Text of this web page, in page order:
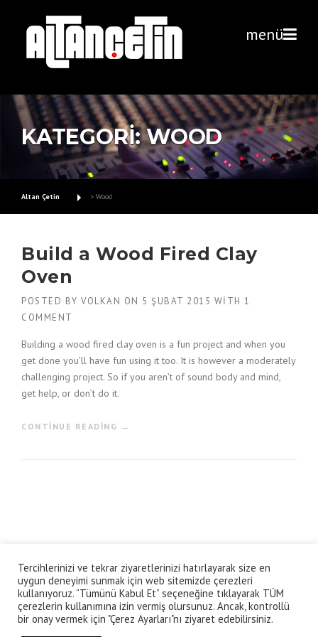
menü
KATEGORI:WOOD
Altan Çetin > Wood
Build a Wood Fired Clay
Oven
POSTED BY VOLKAN ON 5 ŞUBAT 2015 WITH 1
COMMENT
Building a wood fired clay oven is a fun project and when you
get done you’ll have fun using it too. It is however a moderately
challenging project. So if you aren’t of sound body and mind,
get help, or don’t do it.
CONTINUE READING “
D
F
I
R
E
→
© Altan Çetin Prodüksiyon
mail adres: onealtan@gmail.com
ANA SAYFA ESERLERİM PRODÜKSİYON HABERLER
BASIN
Tercihlerinizi ve tekrar ziyaretlerinizi hatırlayarak size en
uygun deneyimi sunmak için web sitemizde çerezleri
kullanıyoruz. “Tümünü Kabul Et” seçeneğine tıklayarak TÜM
çerezlerin kullanımına izin vermiş olursunuz. Ancak, kontrollü
bir onay vermek için "Çerez Ayarları"nı ziyaret edebilirsiniz.